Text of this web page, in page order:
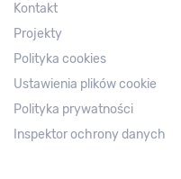
Kontakt
Projekty
Polityka cookies
Ustawienia plików cookie
Polityka prywatności
Inspektor ochrony danych